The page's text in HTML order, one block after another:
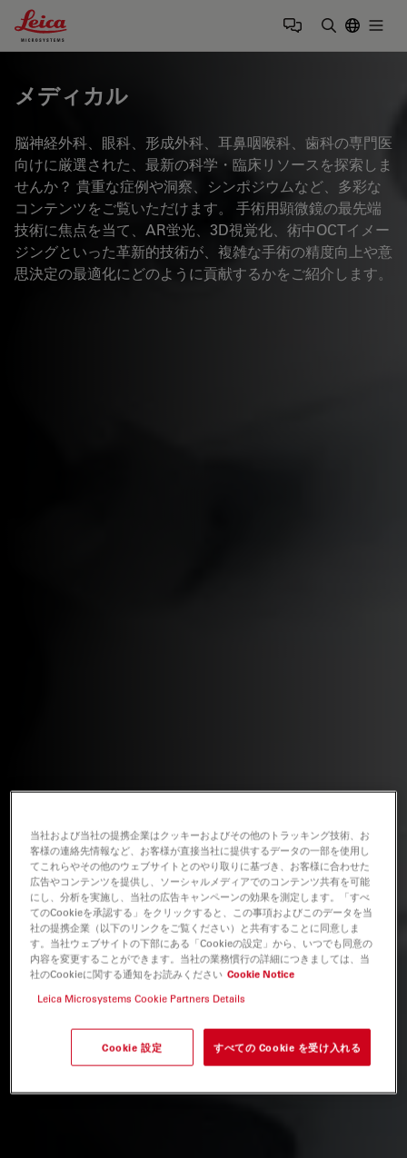
Leica Microsystems Logo
メディカル
脳神経外科、眼科、形成外科、耳鼻咽喉科、歯科の専門医
向けに厳選された、最新の科学・臨床リソースを探索しま
せんか？ 貴重な症例や洞察、シンポジウムなど、多彩な
コンテンツをご覧いただけます。 手術用顕微鏡の最先端
技術に焦点を当て、AR蛍光、3D視覚化、術中OCTイメー
ジングといった革新的技術が、複雑な手術の精度向上や意
思決定の最適化にどのように貢献するかをご紹介します。
当社および当社の提携企業はクッキーおよびその他のトラッキング技術、お
客様の連絡先情報など、お客様が直接当社に提供するデータの一部を使用し
てこれらやその他のウェブサイトとのやり取りに基づき、お客様に合わせた
広告やコンテンツを提供し、ソーシャルメディアでのコンテンツ共有を可能
にし、分析を実施し、当社の広告キャンペーンの効果を測定します。「すべ
てのCookieを承認する」をクリックすると、この事項およびこのデータを当
社の提携企業（以下のリンクをご覧ください）と共有することに同意しま
す。当社ウェブサイトの下部にある「Cookieの設定」から、いつでも同意の
内容を変更することができます。当社の業務慣行の詳細につきましては、当
社のCookieに関する通知をお読みください Cookie Notice
Leica Microsystems Cookie Partners Details
Cookie 設定 すべての Cookie を受け入れる